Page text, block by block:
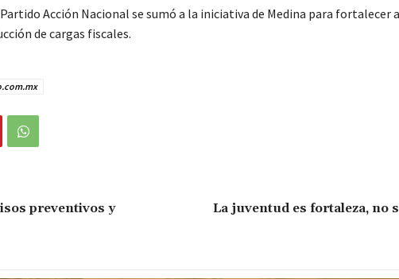
Acción Nacional se sumó a la iniciativa de Medina para fortalecer
de cargas fiscales.
preventivos y
La juventud es fortaleza, no